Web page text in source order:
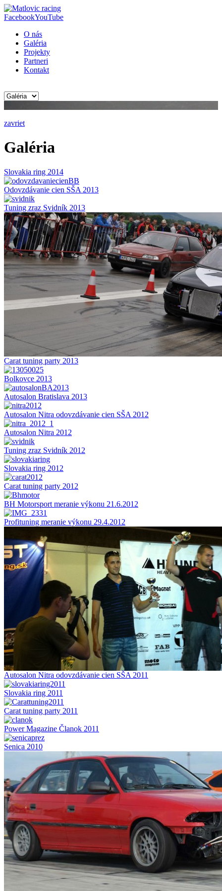
FacebookYouTube
O nás
Galéria
Projekty
Partneri
Kontakt
zavriet
Galéria
Slovakia ring 2014
Odovzdávanie cien SŠA 2013
Tuning zraz Svidník 2013
Carat tuning party 2013
Bolkovce 2013
Autosalon Bratislava 2013
Autosalon Nitra odovzdávanie cien SŠA 2012
Autosalon Nitra 2012
Tuning zraz Svidník 2012
Slovakia ring 2012
Carat tuning party 2012
BH Motorsport meranie výkonu 21.6.2012
Profituning meranie výkonu 29.4.2012
Autosalon Nitra odovzdávanie cien SŠA 2011
Slovakia ring 2011
Carat tuning party 2011
Power Magazine Članok 2011
Senica 2010